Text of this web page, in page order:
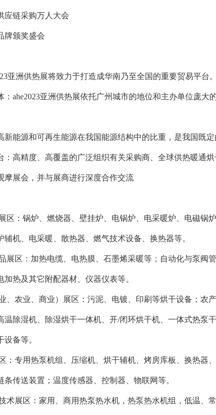
应链采购万人大会
牌颁奖盛会
亚洲供热展将致力于打造成华南乃至全国的重要贸易平台。
ahe2023亚洲供热展依托广州城市的地位和主办单位庞大
新能源和可再生能源在我国能源结构中的比重，是我国既定
高精度、高覆盖的广泛组织有关采购商、全球供热暖通烘
摩展会，并与展商进行深度合作交流
：锅炉、燃烧器、壁挂炉、电锅炉、电采暖炉、电磁锅
机、电采暖、散热器、燃气技术设备、换热器等。
区：加热电缆、电热膜、石墨烯采暖等；自动化与泵阀
热及其它附配器材、仪器仪表等。
农业、商业）展区：污泥、电镀、印刷等烘干设备；农
温除湿机、除湿烘干一体机、开/闭环烘干机、一体式热泵
备等。
：专用热泵机组、压缩机、烘干辅机、烤房库板、换热器
传送装置；温度传感器、控制器、物联网等。
术展区：家用、商用热泵热水机，热泵热水机组，低温、